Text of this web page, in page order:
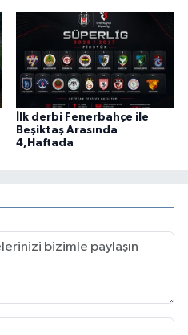
İlk derbi Fenerbahçe ile
Beşiktaş Arasında
4,Haftada